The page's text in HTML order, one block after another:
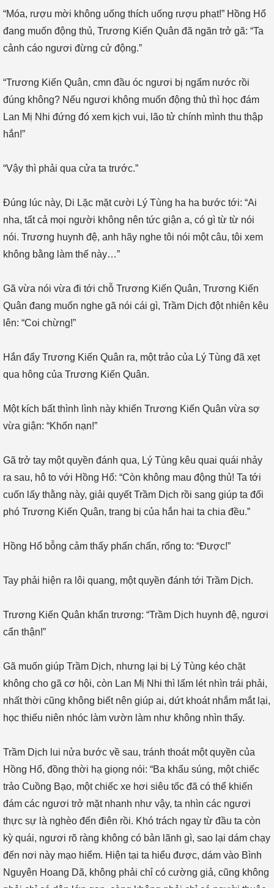
“Móa, rượu mời không uống thích uống rượu phạt!” Hồng Hổ
đang muốn động thủ, Trương Kiến Quân đã ngăn trở gã: “Ta
cảnh cáo ngươi đừng cử động.”
“Trương Kiến Quân, cmn đầu óc ngươi bị ngấm nước rồi
đúng không? Nếu ngươi không muốn động thủ thì học đám
Lan Mị Nhi đứng đó xem kịch vui, lão tử chính mình thu thập
hắn!”
“Vậy thì phải qua cửa ta trước.”
Đúng lúc này, Di Lặc mặt cười Lý Tùng ha ha bước tới: “Ai
nha, tất cả mọi người không nên tức giận a, có gì từ từ nói
nói. Trương huynh đệ, anh hãy nghe tôi nói một câu, tôi xem
không bằng làm thế này…”
Gã vừa nói vừa đi tới chỗ Trương Kiến Quân, Trương Kiến
Quân đang muốn nghe gã nói cái gì, Trầm Dịch đột nhiên kêu
lên: “Coi chừng!”
Hắn đẩy Trương Kiến Quân ra, một trảo của Lý Tùng đã xẹt
qua hông của Trương Kiến Quân.
Một kích bất thình lình này khiến Trương Kiến Quân vừa sợ
vừa giận: “Khốn nạn!”
Gã trở tay một quyền đánh qua, Lý Tùng kêu quai quái nhảy
ra sau, hô to với Hồng Hổ: “Còn không mau động thủ! Ta tới
cuốn lấy thằng này, giải quyết Trầm Dịch rồi sang giúp ta đối
phó Trương Kiến Quân, trang bị của hắn hai ta chia đều.”
Hồng Hổ bỗng cảm thấy phấn chấn, rống to: “Được!”
Tay phải hiện ra lôi quang, một quyền đánh tới Trầm Dịch.
Trương Kiến Quân khẩn trương: “Trầm Dịch huynh đệ, ngươi
cẩn thận!”
Gã muốn giúp Trầm Dịch, nhưng lại bị Lý Tùng kéo chặt
không cho gã cơ hội, còn Lan Mị Nhi thì lấm lét nhìn trái phải,
nhất thời cũng không biết nên giúp ai, dứt khoát nhắm mắt lại,
học thiếu niên nhóc làm vườn làm như không nhìn thấy.
Trầm Dịch lui nửa bước về sau, tránh thoát một quyền của
Hồng Hổ, đồng thời hạ giọng nói: “Ba khẩu súng, một chiếc
trảo Cuồng Bạo, một chiếc xe hơi siêu tốc đã có thể khiến
đám các ngươi trở mặt nhanh như vậy, ta nhìn các ngươi
thực sự là nghèo đến điên rồi. Khó trách ngay từ đầu ta còn
kỳ quái, ngươi rõ ràng không có bản lãnh gì, sao lại dám chạy
đến nơi này mạo hiểm. Hiện tại ta hiểu được, dám vào Bình
Nguyên Hoang Dã, không phải chỉ có cường giả, cũng không